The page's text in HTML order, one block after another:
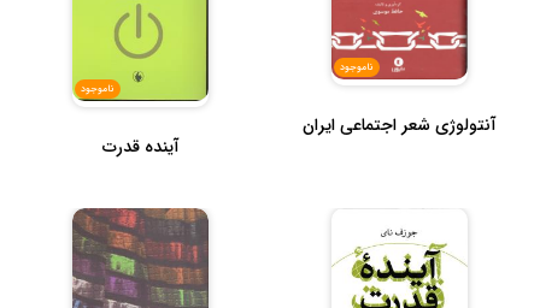
ناموجود
آنتولوژی شعر اجتماعی ایران
ناموجود
آینده قدرت